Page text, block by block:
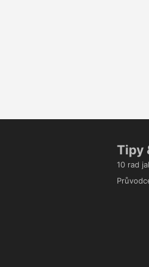
Tipy
10 rad